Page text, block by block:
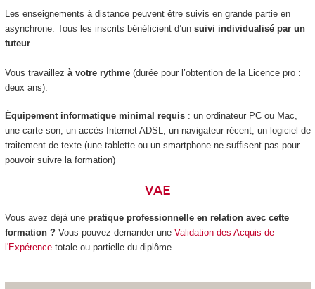
Les enseignements à distance peuvent être suivis en grande partie en
asynchrone. Tous les inscrits bénéficient d’un suivi individualisé par un
tuteur.
Vous travaillez à votre rythme(durée pour l’obtention de la Licence pro :
deux ans).
Équipement informatique minimal requis : un ordinateur PC ou Mac,
une carte son, un accès Internet ADSL, un navigateur récent, un logiciel de
traitement de texte (une tablette ou un smartphone ne suffisent pas pour
pouvoir suivre la formation)
VAE
Vous avez déjà unepratique professionnelle en relation avec cette
formation ?Vous pouvez demander une Validation des Acquis de
l'Expérencetotale ou partielle du diplôme.